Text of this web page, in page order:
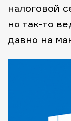
налоговой
но так-то
давно на